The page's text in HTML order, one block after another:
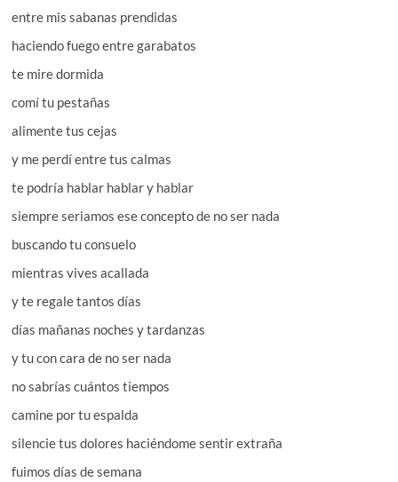
entre mis sabanas prendidas
haciendo fuego entre garabatos
te mire dormida
comí tu pestañas
alimente tus cejas
y me perdí entre tus calmas
te podría hablar hablar y hablar
siempre seriamos ese concepto de no ser nada
buscando tu consuelo
mientras vives acallada
y te regale tantos días
días mañanas noches y tardanzas
y tu con cara de no ser nada
no sabrías cuántos tiempos
camine por tu espalda
silencie tus dolores haciéndome sentir extraña
fuimos días de semana